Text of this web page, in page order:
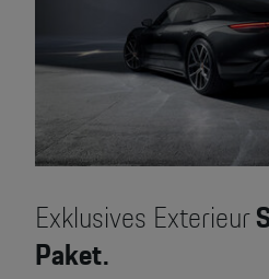
Exklusives Exterieur
Paket.